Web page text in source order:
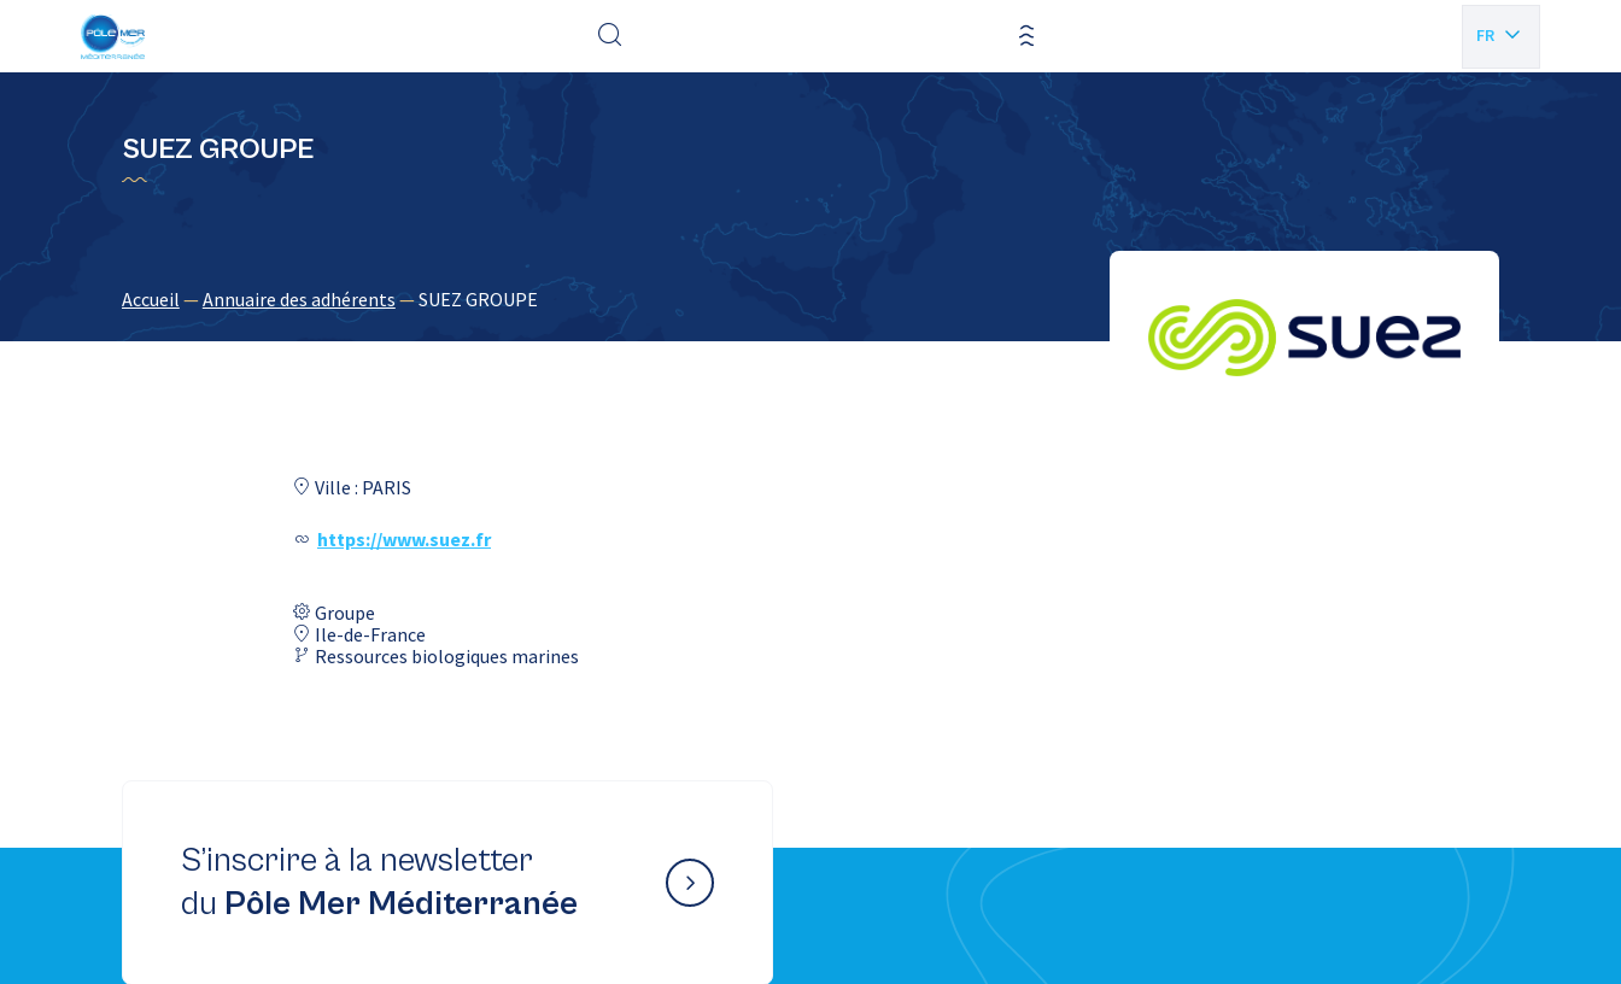
FR
SUEZ GROUPE
Accueil —Annuaire des adhérents —SUEZ GROUPE
Ville : PARIS
https://www.suez.fr
Groupe
Ile-de-France
Ressources biologiques marines
S’inscrire à la newsletter
du Pôle Mer Méditerranée
Panneau de gestion des cookies